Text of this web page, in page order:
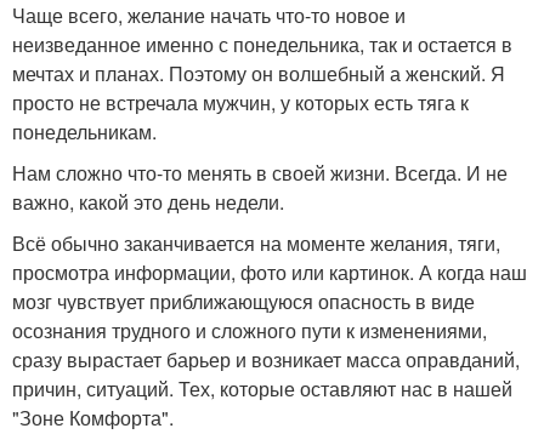
Чаще всего, желание начать что-то новое и
неизведанное именно с понедельника, так и остается в
мечтах и планах. Поэтому он волшебный а женский. Я
просто не встречала мужчин, у которых есть тяга к
понедельникам.
Нам сложно что-то менять в своей жизни. Всегда. И не
важно, какой это день недели.
Всё обычно заканчивается на моменте желания, тяги,
просмотра информации, фото или картинок. А когда наш
мозг чувствует приближающуюся опасность в виде
осознания трудного и сложного пути к изменениями,
сразу вырастает барьер и возникает масса оправданий,
причин, ситуаций. Тех, которые оставляют нас в нашей
"Зоне Комфорта".